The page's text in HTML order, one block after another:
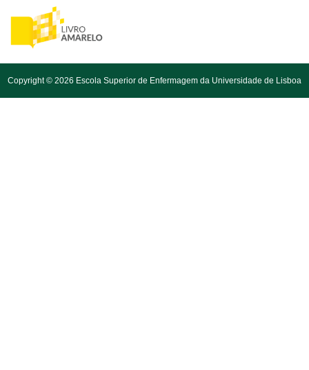
Copyright © 2026 Escola Superior de Enfermagem da Universidade de Lisboa